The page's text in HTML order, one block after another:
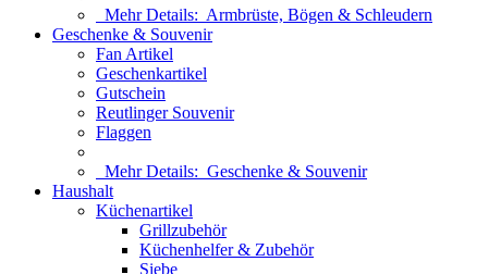
Mehr Details: Armbrüste, Bögen & Schleudern
Geschenke & Souvenir
Fan Artikel
Geschenkartikel
Gutschein
Reutlinger Souvenir
Flaggen
Mehr Details: Geschenke & Souvenir
Haushalt
Küchenartikel
Grillzubehör
Küchenhelfer & Zubehör
Siebe